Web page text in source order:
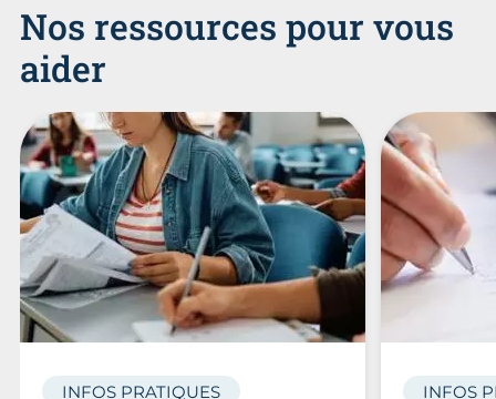
Nos ressources pour vous
aider
INFOS PRATIQUES INFOS